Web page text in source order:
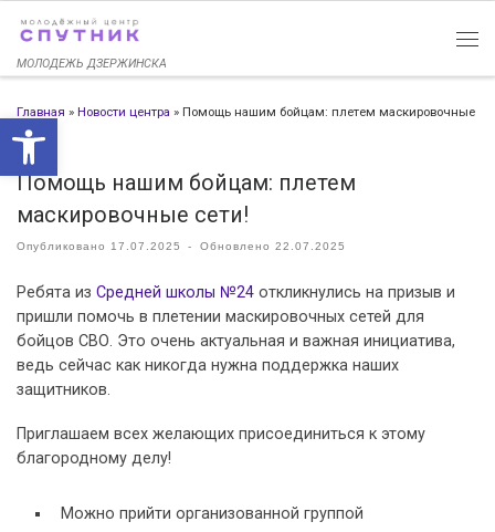
Открыть панель
Перейти к содержимому
МОЛОДЕЖЬ ДЗЕРЖИНСКА
Главная » Новости центра » Помощь нашим бойцам: плетем маскировочные
сети!
Помощь нашим бойцам: плетем
маскировочные сети!
Опубликовано 17.07.2025 - Обновлено 22.07.2025
Ребята из Средней школы №24 откликнулись на призыв и
пришли помочь в плетении маскировочных сетей для
бойцов СВО. Это очень актуальная и важная инициатива,
ведь сейчас как никогда нужна поддержка наших
защитников.
Приглашаем всех желающих присоединиться к этому
благородному делу!
Можно прийти организованной группой